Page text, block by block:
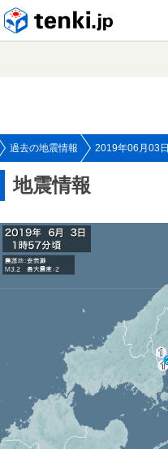
過去の地震情報 2019年06月03日
地震情報